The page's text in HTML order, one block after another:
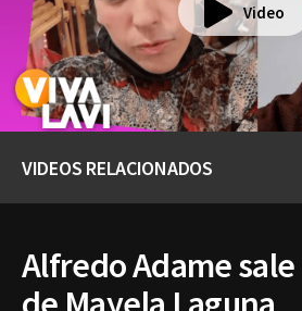
Video
VIDEOS RELACIONADOS
Alfredo Adame